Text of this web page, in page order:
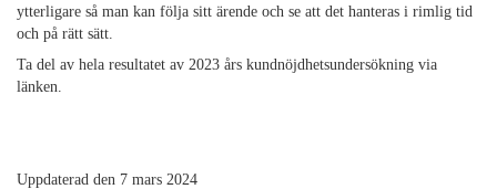
ytterligare så man kan följa sitt ärende och se att det hanteras i rimlig tid
och på rätt sätt.
Ta del av hela resultatet av 2023 års kundnöjdhetsundersökning via
länken.
Uppdaterad den 7 mars 2024